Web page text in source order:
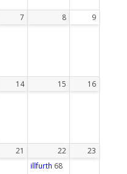
7 8 9
14 15 16
21
22
illfurth 68
23